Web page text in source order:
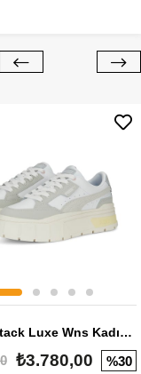
Mayze Stack Luxe Wns Kadın Sneaker
₺3.780,00 %30